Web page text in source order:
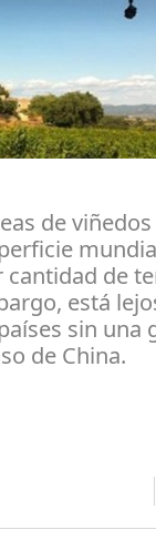
de viñedos
cantidad de
está
sin una
de China.